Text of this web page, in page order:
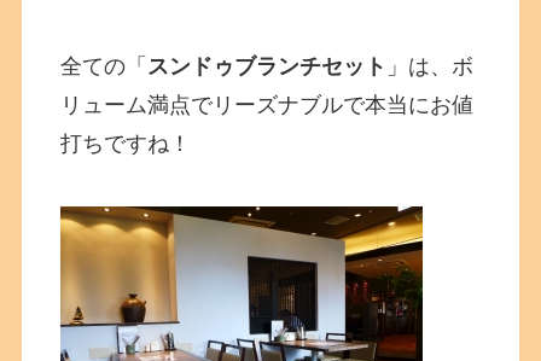
全ての「 スンドゥブランチセット 」は、ボ
リューム満点でリーズナブルで本当にお値
打ちですね！